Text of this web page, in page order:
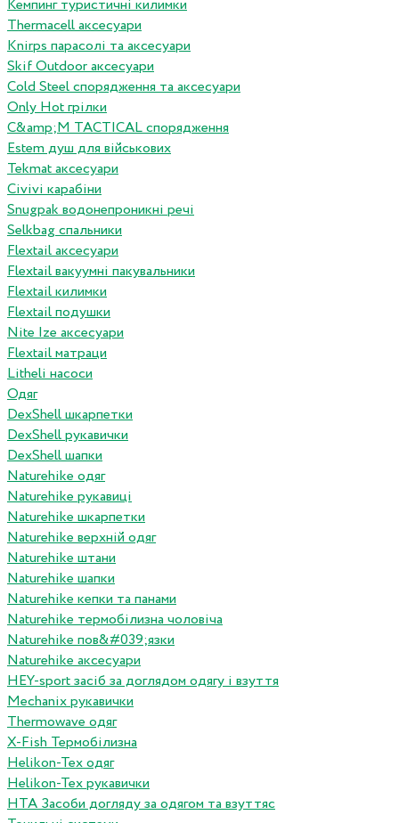
Кемпинг туристичні килимки
Thermacell аксесуари
Knirps парасолі та аксесуари
Skif Outdoor аксесуари
Cold Steel спорядження та аксесуари
Only Hot грілки
C&amp;M TACTICAL спорядження
Estem душ для військових
Tekmat аксесуари
Сivivi карабіни
Snugpak водонепроникні речі
Selkbag спальники
Flextail аксесуари
Flextail вакуумні пакувальники
Flextail килимки
Flextail подушки
Nite Ize аксесуари
Flextail матраци
Litheli насоси
Одяг
DexShell шкарпетки
DexShell рукавички
DexShell шапки
Naturehike одяг
Naturehike рукавиці
Naturehike шкарпетки
Naturehike верхній одяг
Naturehike штани
Naturehike шапки
Naturehike кепки та панами
Naturehike термобілизна чоловіча
Naturehike пов&#039;язки
Naturehike аксесуари
HEY-sport засіб за доглядом одягу і взуття
Mechanix рукавички
Thermowave одяг
X-Fish Термобілизна
Helikon-Tex одяг
Helikon-Tex рукавички
HTA Засоби догляду за одягом та взуттяс